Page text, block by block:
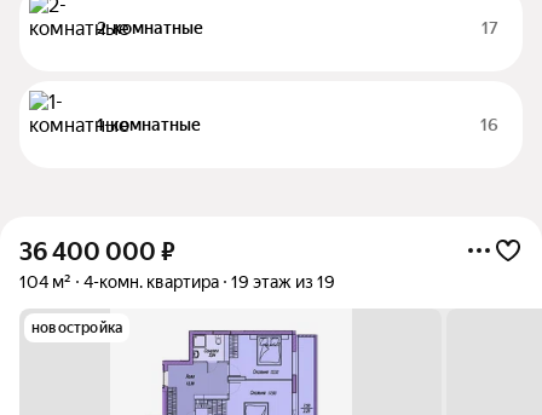
2-комнатные 17
1-комнатные 16
36 400 000 ₽
104 м² 4-комн. квартира 19 этаж из 19
новостройка